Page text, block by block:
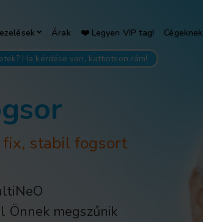
Árak ❤️ Legyen VIP tag! Cégeknek
Ha kérdése van, kattintson rám!
fix, stabil fogsort
megszűnik